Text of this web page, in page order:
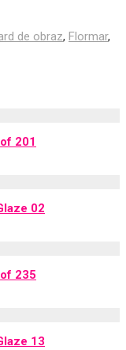
de obraz, Flormar,
201
02
235
13